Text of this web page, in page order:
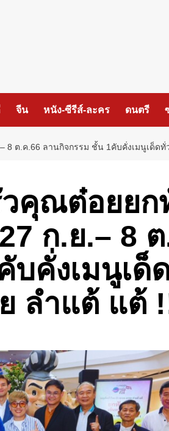
จีน หนัง-ซีรีส์-ละคร ดนตรี
8 ต.ค.66 ลานกิจกรรม ชั้น 1คับคั่งเมนูเด็ด
วคุณต๋อยยก
ก.ย.– 8
คั่งเมนูเด็
ลำแต้ แต้